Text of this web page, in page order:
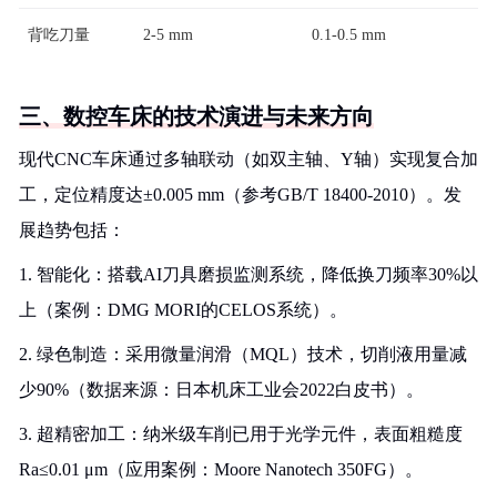
背吃刀量 2-5 mm 0.1-0.5 mm
三、数控车床的技术演进与未来方向
现代CNC车床通过多轴联动（如双主轴、Y轴）实现复合加
工，定位精度达±0.005 mm（参考GB/T 18400-2010）。发
展趋势包括：
1. 智能化：搭载AI刀具磨损监测系统，降低换刀频率30%以
上（案例：DMG MORI的CELOS系统）。
2. 绿色制造：采用微量润滑（MQL）技术，切削液用量减
少90%（数据来源：日本机床工业会2022白皮书）。
3. 超精密加工：纳米级车削已用于光学元件，表面粗糙度
Ra≤0.01 μm（应用案例：Moore Nanotech 350FG）。